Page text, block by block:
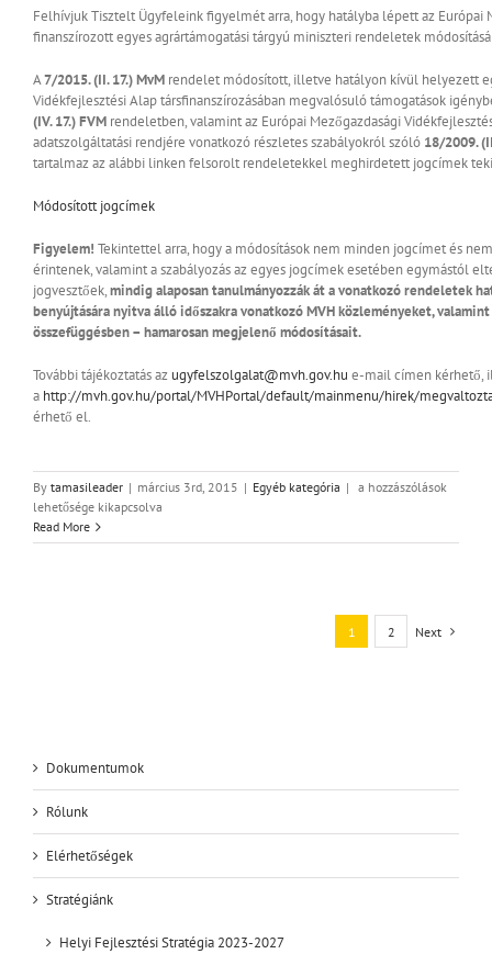
Felhívjuk Tisztelt Ügyfeleink figyelmét arra, hogy hatályba lépett az Európai
finanszírozott egyes agrártámogatási tárgyú miniszteri rendeletek
A7/2015. (II. 17.) MvM rendelet módosított, illetve hatályon kívül helyezett
Vidékfejlesztési Alap társfinanszírozásában megvalósuló támogatások
(IV. 17.) FVM rendeletben, valamint az Európai Mezőgazdasági
adatszolgáltatási rendjére vonatkozó részletes szabályokról szóló 18/2009.
tartalmaz az alábbi linken felsorolt rendeletekkel meghirdetett jogcímek
Módosított jogcímek
Figyelem! Tekintettel arra, hogy a módosítások nem minden jogcímet és
érintenek, valamint a szabályozás az egyes jogcímek esetében egymástól
jogvesztőek,mindig alaposan tanulmányozzák át a vonatkozó rendeletek
benyújtására nyitva álló időszakra vonatkozó MVH közleményeket,
összefüggésben – hamarosan megjelenő módosításait.
További tájékoztatás az ugyfelszolgalat@mvh.gov.hu e-mail címen kérhető,
a http://mvh.gov.hu/portal/MVHPortal/default/mainmenu/hirek/
érhető el.
By tamasileader | március 3rd, 2015 | Egyéb kategória | Megváltoztak
támogatásokra
bejegyzéshez
a hozzászólások
lehetősége kikapcsolva
Read More
1 2 Next
Dokumentumok
Rólunk
Elérhetőségek
Stratégiánk
Helyi Fejlesztési Stratégia 2023-2027